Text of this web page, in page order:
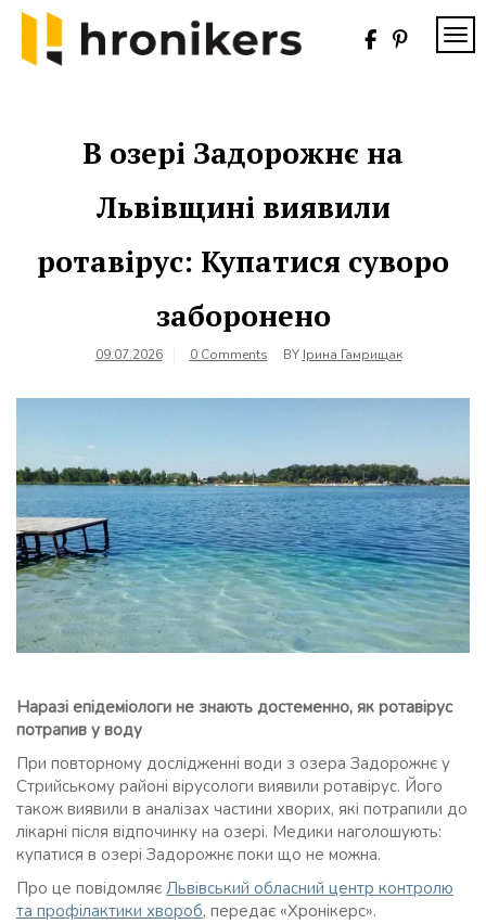
Skip
content
В озері Задорожнє на
Львівщині виявили
ротавірус: Купатися суворо
заборонено
09.07.2026 0 Comments BY Ірина Гамрищак
Наразі епідеміологи не знають достеменно, як ротавірус
потрапив у воду
При повторному дослідженні води з озера Задорожнє у
Стрийському районі вірусологи виявили ротавірус. Його
також виявили в аналізах частини хворих, які потрапили до
лікарні після відпочинку на озері. Медики наголошують:
купатися в озері Задорожнє поки що не можна.
Про це повідомляє Львівський обласний центр контролю
та профілактики хвороб, передає «Хронікерс».